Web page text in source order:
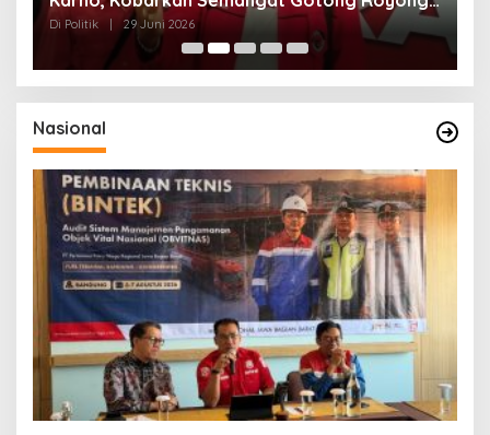
dan Kepedulian Sosial
Di Politik | 29 Juni 2026
Nasional